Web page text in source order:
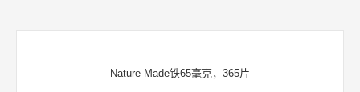
Nature Made铁65毫克，365片